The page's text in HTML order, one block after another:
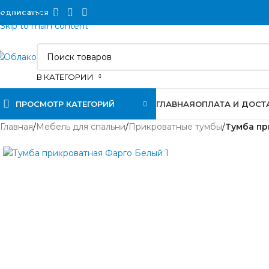
Skip to navigation
Skip to main content
В КАТЕГОРИИ
ПРОСМОТР КАТЕГОРИЙ ГЛАВНАЯОПЛАТА И
Главная/Мебель для спальни/Прикроватные тумбы/Тумба